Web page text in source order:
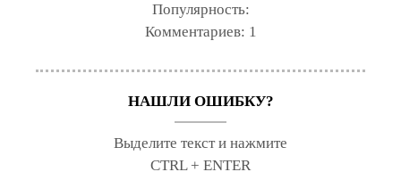
Популярность:
Комментариев: 1
НАШЛИ ОШИБКУ?
Выделите текст и нажмите
CTRL + ENTER